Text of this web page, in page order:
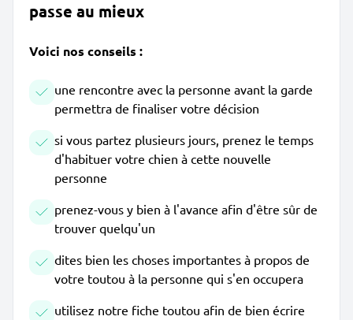
passe au mieux
Voici nos conseils :
une rencontre avec la personne avant la garde
permettra de finaliser votre décision
si vous partez plusieurs jours, prenez le temps
d'habituer votre chien à cette nouvelle
personne
prenez-vous y bien à l'avance afin d'être sûr de
trouver quelqu'un
dites bien les choses importantes à propos de
votre toutou à la personne qui s'en occupera
utilisez notre fiche toutou afin de bien écrire